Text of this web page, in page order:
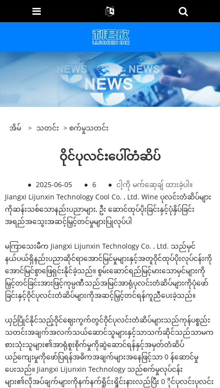
အိမ် > သတင်း > စက်မှုသတင်း
ဝိုင်ပုလင်းပေါ်တံဆိပ်
● 2025-06-05 ● 6 ● ငါ့ကို မက်ဆေ့ချ် ထားခဲ့ပါ။
Jiangxi Lijunxin Technology Cool Co. , Ltd. Wine ပုလင်းတံဆိပ်များ
ကိုဆန်းသစ်သောနည်းပညာများ, ဦး ဆောင်ထုပ်ပိုးခြင်းနှင့်ပုံနှိပ်ခြင်း
အရည်အသွေးအဆင့်မြှင့်တင်မှုများပြုလုပ်ပါ
မကြာသေးမီက Jiangxi Lijunxin Technology Co. , Ltd. သည်မှင်
နယ်ပယ်ရှိနည်းပညာဆိုင်ရာအောင်မြင်မှုများနှင့်အတူဝိုင်ထုပ်ပိုးလုပ်ငန်းကို
အောင်မြင်စွာဖြေရှင်းနိုင်ခဲ့သည်။ စွမ်းဆောင်ရည်မြင့်မားသောမှင်များကို
မြှင့်တင်ခြင်းအားဖြင့်ကုမ္ပဏီသည်အမြင်အာရုံပုလင်းတံဆိပ်များကိုပုံဖော်
ခြင်းနှင့်ဝိုင်ပုလင်းတံဆိပ်များကိုအဆင့်မြှင့်တင်ရန်ကူညီပေးခဲ့သည်။
ယှဉ်ပြိုင်နိုင်သည့်ဝိုင်ဈေးကွက်တွင်ဝိုင်ပုလင်းတံဆိပ်များသည်ကုန်ပစ္စည်း
သတင်းအချက်အလက်သယ်ဆောင်သူများနှင့်သာသက်ဆိုင်သည်သာမက
စားသုံးသူများ၏အာရုံစူးစိုက်မှုကိုဆွဲဆောင်ရန်နှင့်အမှတ်တံဆိပ်
ယဉ်ကျေးမှုကိုဖော်ပြရန်အဓိကအချက်များအနေဖြင့်သာ 0 န်ဆောင်မှု
ပေးသည်။ Jiangxi Lijunxin Technology သည်စက်မှုလုပ်ငန်း
များ၏လိုအပ်ချက်များကိုနက်နက်ရှိုင်းရှိုင်းနားလည်ပြီး 0 ိုင်ပုလင်းပုလင်း